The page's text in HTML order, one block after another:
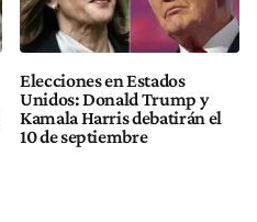
Elecciones en Estados
Unidos: Donald Trump y
Kamala Harris debatirán el
10 de septiembre